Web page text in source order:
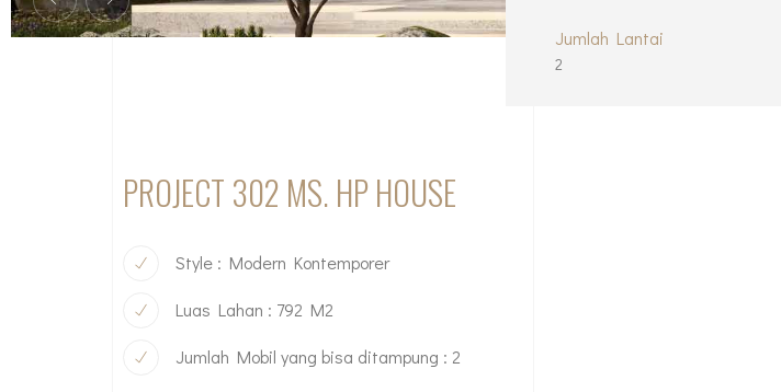
Jumlah Lantai
2
PROJECT 302 MS. HP HOUSE
Style : Modern Kontemporer
Luas Lahan : 792 M2
Jumlah Mobil yang bisa ditampung : 2